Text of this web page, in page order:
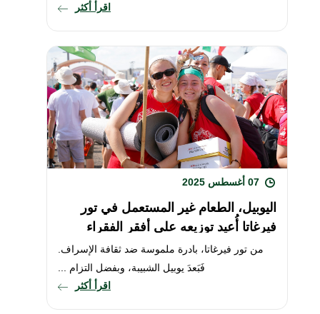
اقرأ أكثر
اليوبيل، الطعام غير المستعمل في تور
فيرغاتا أُعيد توزيعه على أفقر الفقراء
من تور فيرغاتا، بادرة ملموسة ضد ثقافة الإسراف.
فَبَعدَ يوبيل الشبيبة، وبفضل التزام ...
اقرأ أكثر